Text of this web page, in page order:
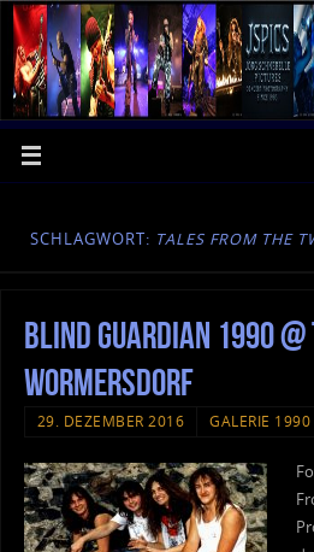
SCHLAGWORT: TALES FROM THE
Blind Guardian 1990
Wormersdorf
29. DEZEMBER 2016 GALERIE 1990